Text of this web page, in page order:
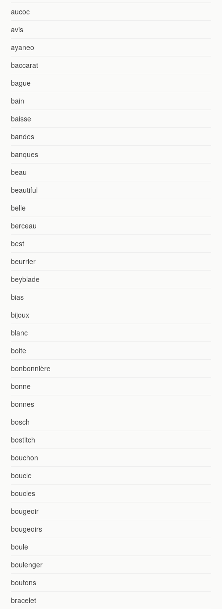
aucoc
avis
ayaneo
baccarat
bague
bain
baisse
bandes
banques
beau
beautiful
belle
berceau
best
beurrier
beyblade
bias
bijoux
blanc
boite
bonbonnière
bonne
bonnes
bosch
bostitch
bouchon
boucle
boucles
bougeoir
bougeoirs
boule
boulenger
boutons
bracelet